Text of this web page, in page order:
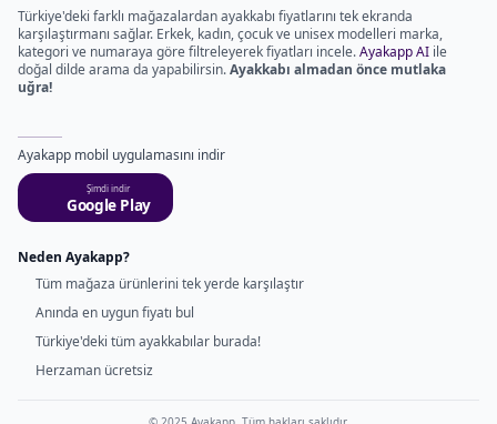
Türkiye'deki farklı mağazalardan ayakkabı fiyatlarını tek ekranda
karşılaştırmanı sağlar. Erkek, kadın, çocuk ve unisex modelleri marka,
kategori ve numaraya göre filtreleyerek fiyatları incele.Ayakapp AI ile
doğal dilde arama da yapabilirsin.Ayakkabı almadan önce mutlaka
uğra!
Ayakapp mobil uygulamasını indir
Şimdi indir
Google Play
Neden Ayakapp?
Tüm mağaza ürünlerini tek yerde karşılaştır
Anında en uygun fiyatı bul
Türkiye'deki tüm ayakkabılar burada!
Herzaman ücretsiz